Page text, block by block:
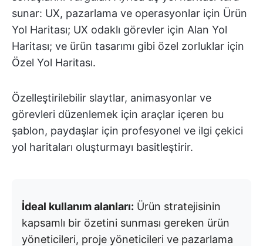
sunar: UX, pazarlama ve operasyonlar için Ürün
Yol Haritası; UX odaklı görevler için Alan Yol
Haritası; ve ürün tasarımı gibi özel zorluklar için
Özel Yol Haritası.
Özelleştirilebilir slaytlar, animasyonlar ve
görevleri düzenlemek için araçlar içeren bu
şablon, paydaşlar için profesyonel ve ilgi çekici
yol haritaları oluşturmayı basitleştirir.
İdeal kullanım alanları: Ürün stratejisinin
kapsamlı bir özetini sunması gereken ürün
yöneticileri, proje yöneticileri ve pazarlama